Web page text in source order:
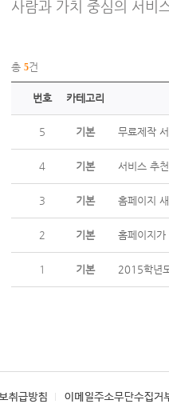
사람과 가치 중심의 서비
총 5건
번호 카테고리
5 기본 무료제작
4 기본 서비스 추
3 기본 홈페이지
2 기본 홈페이지
1 기본 2015학년